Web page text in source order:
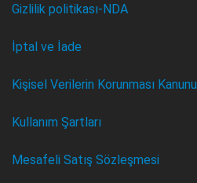
Gizlilik politikası-NDA
İptal ve İade
Kişisel Verilerin Korunması Kanunu
Kullanım Şartları
Mesafeli Satış Sözleşmesi